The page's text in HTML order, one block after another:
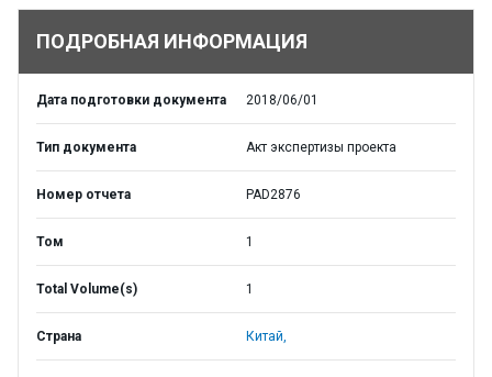
ПОДРОБНАЯ ИНФОРМАЦИЯ
Дата подготовки документа 2018/06/01
Тип документа Акт экспертизы проекта
Номер отчета PAD2876
Том 1
Total Volume(s) 1
Страна Китай,